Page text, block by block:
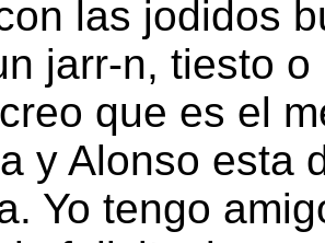
las jodidos
jarr-n, tiesto
que es el
y Alonso esta
Yo tengo